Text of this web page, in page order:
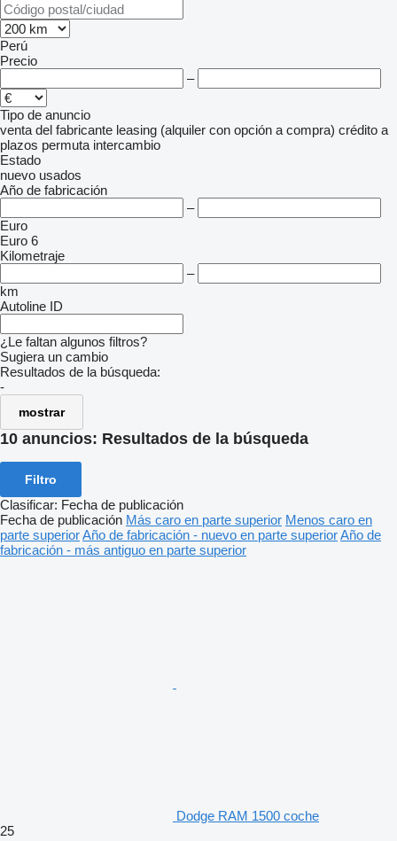
Perú
Precio
–
Tipo de anuncio
venta del fabricante leasing (alquiler con opción a compra) crédito a
plazos permuta intercambio
Estado
nuevo usados
Año de fabricación
–
Euro
Euro 6
Kilometraje
–
km
Autoline ID
¿Le faltan algunos filtros?
Sugiera un cambio
Resultados de la búsqueda:
-
mostrar
10 anuncios: Resultados de la búsqueda
Filtro
Clasificar: Fecha de publicación
Fecha de publicación Más caro en parte superior Menos caro en
parte superiorAño de fabricación - nuevo en parte superiorAño de
fabricación - más antiguo en parte superior
Dodge RAM 1500 coche
25